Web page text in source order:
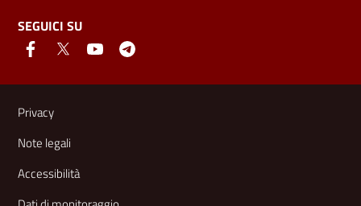
SEGUICI SU
Link e informazioni utili
Privacy
Note legali
Accessibilità